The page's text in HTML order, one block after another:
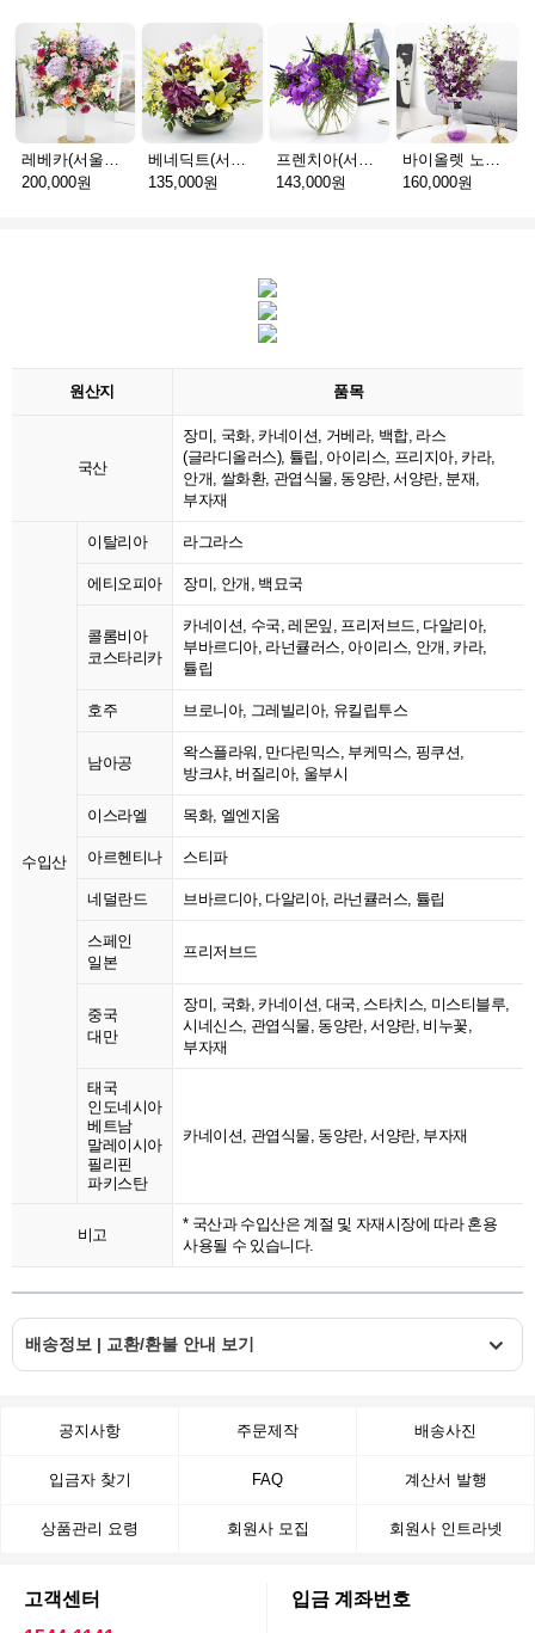
200,000원
135,000원
143,000원
160,000원
원산지 품목
국산
장미, 국화, 카네이션, 거베라, 백합, 라스
(글라디올러스), 튤립, 아이리스, 프리지아, 카라,
안개, 쌀화환, 관엽식물, 동양란, 서양란, 분재,
부자재
수입산
이탈리아 라그라스
에티오피아 장미, 안개, 백묘국
콜롬비아
코스타리카
카네이션, 수국, 레몬잎, 프리저브드, 다알리아,
부바르디아, 라넌큘러스, 아이리스, 안개, 카라,
튤립
호주 브로니아, 그레빌리아, 유킬립투스
남아공
왁스플라워, 만다린믹스, 부케믹스, 핑쿠션,
방크샤, 버질리아, 울부시
이스라엘 목화, 엘엔지움
아르헨티나 스티파
네덜란드 브바르디아, 다알리아, 라넌큘러스, 튤립
스페인
일본
프리저브드
중국
대만
장미, 국화, 카네이션, 대국, 스타치스, 미스티블루,
시네신스, 관엽식물, 동양란, 서양란, 비누꽃,
부자재
태국
인도네시아
베트남
말레이시아
필리핀
파키스탄
카네이션, 관엽식물, 동양란, 서양란, 부자재
비고
* 국산과 수입산은 계절 및 자재시장에 따라 혼용
사용될 수 있습니다.
배송정보 | 교환/환불 안내 보기
공지사항 주문제작 배송사진
입금자 찾기 FAQ 계산서 발행
상품관리 요령 회원사 모집 회원사 인트라넷
고객센터
입금 계좌번호